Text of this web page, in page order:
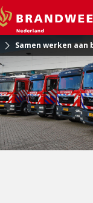
Samen werken